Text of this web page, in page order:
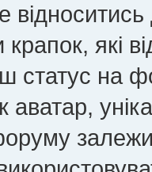
крапок, які
статус на
аватар,